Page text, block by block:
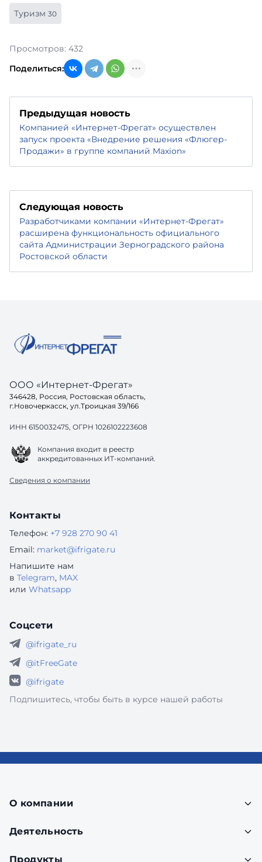
Туризм 30
Просмотров: 432
Поделиться:
Предыдущая новость
Компанией «Интернет-Фрегат» осуществлен
запуск проекта «Внедрение решения «Флюгер-
Продажи» в группе компаний Maxion»
Следующая новость
Разработчиками компании «Интернет-Фрегат»
расширена функциональность официального
сайта Администрации Зерноградского района
Ростовской области
ООО «Интернет-Фрегат»
346428, Россия, Ростовская область,
г.Новочеркасск, ул.Троицкая 39/166
ИНН 6150032475, ОГРН 1026102223608
Компания входит в реестр
аккредитованных ИТ-компаний.
Сведения о компании
Контакты
Телефон: +7 928 270 90 41
Email: market@ifrigate.ru
Напишите нам
в Telegram, MAX
или Whatsapp
Соцсети
@ifrigate_ru
@itFreeGate
@ifrigate
Подпишитесь, чтобы быть в курсе нашей работы
О компании
Деятельность
Продукты